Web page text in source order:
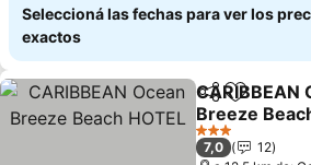
Seleccioná las fechas para ver los
exactos
Compartir
Añadir a
CARIBBEAN
Breeze
Ver precios
3 Estrellas
7,0
12